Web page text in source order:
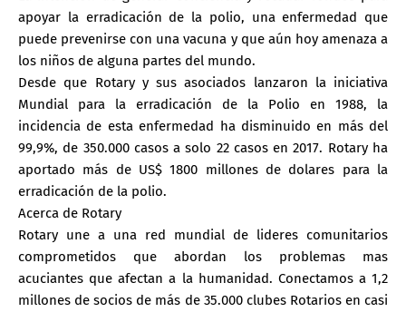
apoyar la erradicación de la polio, una enfermedad que
puede prevenirse con una vacuna y que aún hoy amenaza a
los niños de alguna partes del mundo.
Desde que Rotary y sus asociados lanzaron la iniciativa
Mundial para la erradicación de la Polio en 1988, la
incidencia de esta enfermedad ha disminuido en más del
99,9%, de 350.000 casos a solo 22 casos en 2017. Rotary ha
aportado más de US$ 1800 millones de dolares para la
erradicación de la polio.
Acerca de Rotary
Rotary une a una red mundial de lideres comunitarios
comprometidos que abordan los problemas mas
acuciantes que afectan a la humanidad. Conectamos a 1,2
millones de socios de más de 35.000 clubes Rotarios en casi